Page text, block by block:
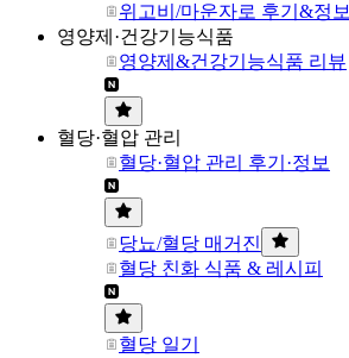
위고비/마운자로 후기&정보
영양제·건강기능식품
영양제&건강기능식품 리뷰
혈당·혈압 관리
혈당·혈압 관리 후기·정보
당뇨/혈당 매거진
혈당 친화 식품 & 레시피
혈당 일기